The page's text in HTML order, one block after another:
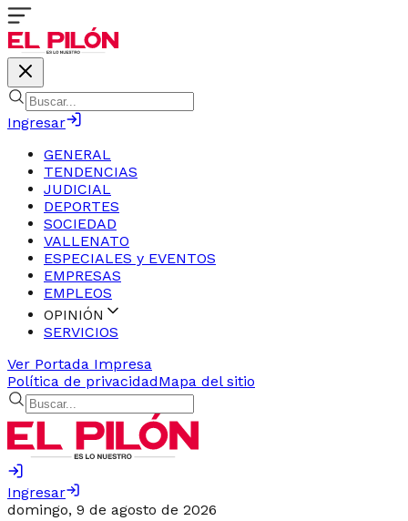
Ingresar
GENERAL
TENDENCIAS
JUDICIAL
DEPORTES
SOCIEDAD
VALLENATO
ESPECIALES y EVENTOS
EMPRESAS
EMPLEOS
OPINIÓN
SERVICIOS
Ver Portada Impresa
Política de privacidadMapa del sitio
Ingresar
domingo, 9 de agosto de 2026